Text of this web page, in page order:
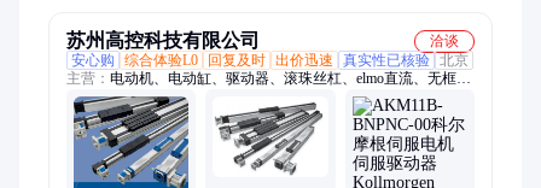
苏州高控科技有限公司
洽谈
安心购
综合体验L0 回复及时 出价迅速 真实性已核验 北京
主营： 电动机、电动缸、驱动器、滚珠丝杠、elmo直流、无框电
机、力矩电机、一区防爆、主轴电机、音圈电机、低温电动、直
流伺服、无齿槽电机、行星减速机、机器人关节、防爆伺服电
机、低温伺服电机、效应伺服电机、辐射伺服电机、高速伺服电
机、环型中空直流、真空步进电机、辐射步进电机